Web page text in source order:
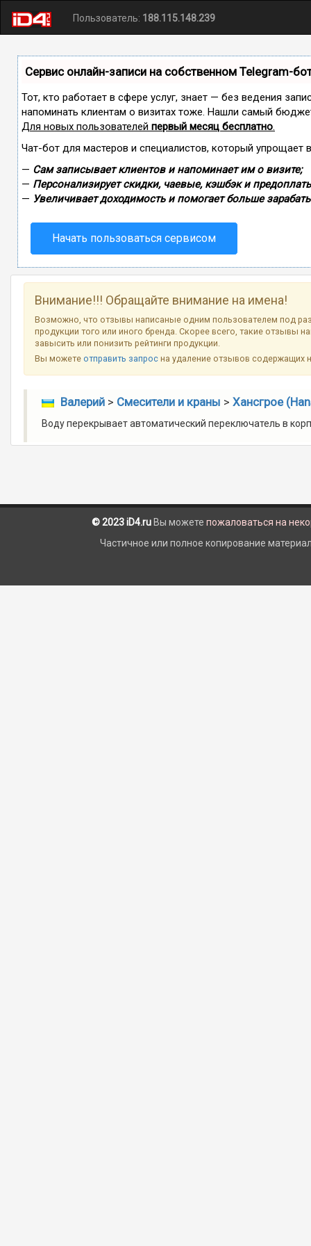
Пользователь: 188.115.148.239
Сервис онлайн-записи на собственном Telegram-
Тот, кто работает в сфере услуг, знает — без ведения
напоминать клиентам о визитах тоже. Нашли самый
Для новых пользователей первый месяц бесплатно.
Чат-бот для мастеров и специалистов, который упрощает
— Сам записывает клиентов и напоминает им о визите;
— Персонализирует скидки, чаевые, кэшбэк и
— Увеличивает доходимость и помогает больше
Начать пользоваться сервисом
Внимание!!! Обращайте внимание на имена!
Возможно, что отзывы написаные одним пользователем под
продукции того или иного бренда. Скорее всего, такие отзывы
завысить или понизить рейтинги продукции.
Вы можетеотправить запрос на удаление отзывов
Валерий> Смесители и краны > Хансгрое
Воду перекрывает автоматический переключатель в
© 2023 iD4.ru Вы можете пожаловаться на
Частичное или полное копирование